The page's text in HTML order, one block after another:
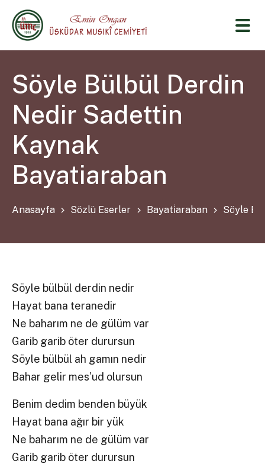
Söyle Bülbül Derdin
Nedir Sadettin
Kaynak
Bayatiaraban
Anasayfa Sözlü Eserler Bayati̇araban Söyle
Söyle bülbül derdin nedir
Hayat bana teranedir
Ne baharım ne de gülüm var
Garib garib öter durursun
Söyle bülbül ah gamın nedir
Bahar gelir mes’ud olursun
Benim dedim benden büyük
Hayat bana ağır bir yük
Ne baharım ne de gülüm var
Garib garib öter durursun